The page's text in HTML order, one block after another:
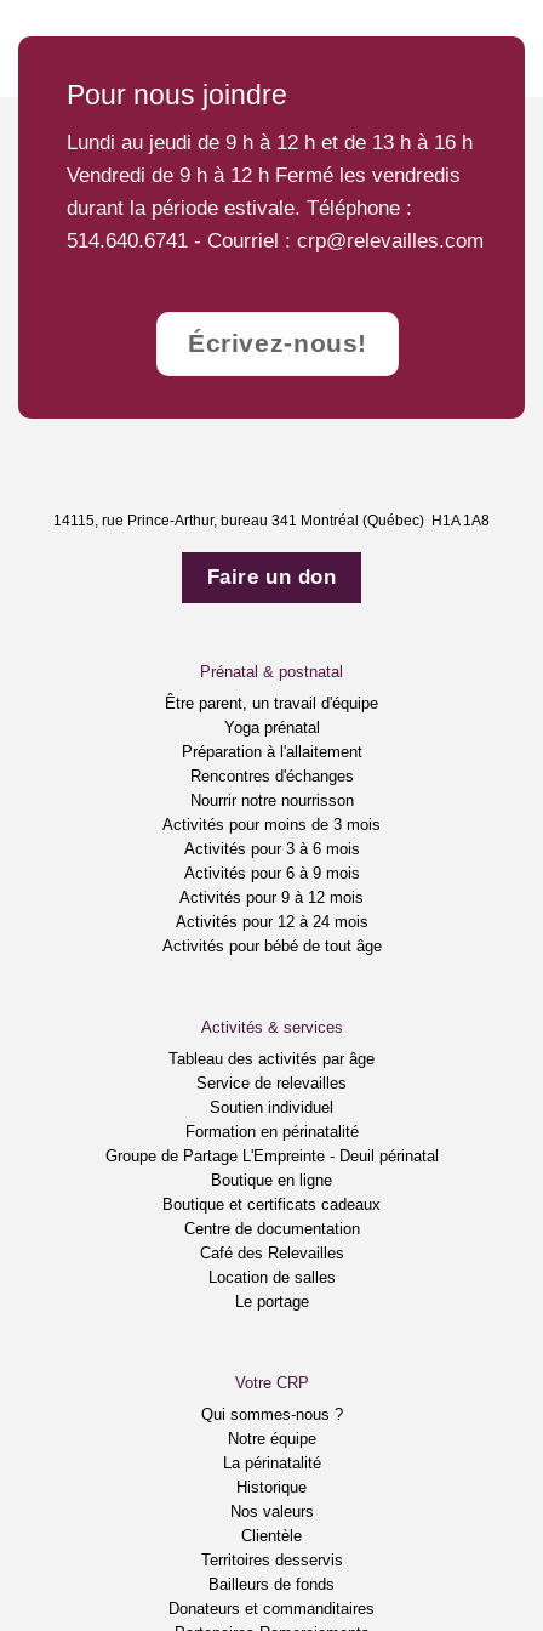
Bébé s’amuse
Couple
Je paie le prix solidaire. Je contribue ainsi
autre personne aux activités.
Je paie 100 % du prix régulier suggéré. 65,00 $
Je paie 75 % du prix suggéré.
48,75 $
Je paie 50 % du prix suggéré.
32,50 $
48,75 $
Pour nous joindre
Lundi au jeudi de 9 h à 12 h et de 13 h à 16 h
Vendredi de 9 h à 12 h Fermé les vendredis
durant la période estivale. Téléphone :
514.640.6741 - Courriel : crp@relevailles.com
Écrivez-nous!
14115, rue Prince-Arthur, bureau 341 Montréal (Québec) H1A 1A8
Faire un don
Prénatal & postnatal
Être parent, un travail d'équipe
Yoga prénatal
Préparation à l'allaitement
Rencontres d'échanges
Nourrir notre nourrisson
Activités pour moins de 3 mois
Activités pour 3 à 6 mois
Activités pour 6 à 9 mois
Activités pour 9 à 12 mois
Activités pour 12 à 24 mois
Activités pour bébé de tout âge
Activités & services
Tableau des activités par âge
Service de relevailles
Soutien individuel
Formation en périnatalité
Groupe de Partage L'Empreinte - Deuil périnatal
Boutique en ligne
Boutique et certificats cadeaux
Centre de documentation
Café des Relevailles
Location de salles
Le portage
Votre CRP
Qui sommes-nous ?
Notre équipe
La périnatalité
Historique
Nos valeurs
Clientèle
Territoires desservis
Bailleurs de fonds
Donateurs et commanditaires